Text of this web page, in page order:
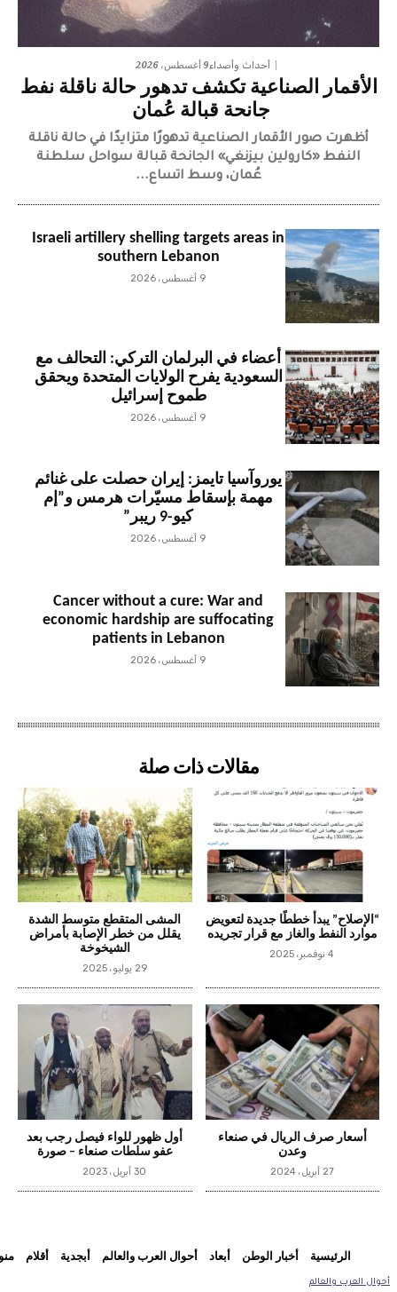
أحداث وأصداء9 أغسطس، 2026
الأقمار الصناعية تكشف تدهور حالة ناقلة نفط
جانحة قبالة عُمان
أظهرت صور الأقمار الصناعية تدهورًا متزايدًا في حالة ناقلة
النفط «كارولين بيزنغي» الجانحة قبالة سواحل سلطنة
عُمان، وسط اتساع...
Israeli artillery shelling targets areas in
southern Lebanon
9 أغسطس، 2026
أعضاء في البرلمان التركي: التحالف مع
السعودية يفرح الولايات المتحدة ويحقق
طموح إسرائيل
9 أغسطس، 2026
يوروآسيا تايمز: إيران حصلت على غنائم
مهمة بإسقاط مسيّرات هرمس و”إم
كيو-9 ريبر”
9 أغسطس، 2026
Cancer without a cure: War and
economic hardship are suffocating
patients in Lebanon
9 أغسطس، 2026
مقالات ذات صلة
“الإصلاح” يبدأ خططًا جديدة لتعويض
موارد النفط والغاز مع قرار تجريده
4 نوفمبر، 2025
المشى المتقطع متوسط الشدة
يقلل من خطر الإصابة بأمراض
الشيخوخة
29 يوليو، 2025
أسعار صرف الريال في صنعاء
وعدن
27 أبريل، 2024
أول ظهور للواء فيصل رجب بعد
عفو سلطات صنعاء – صورة
30 أبريل، 2023